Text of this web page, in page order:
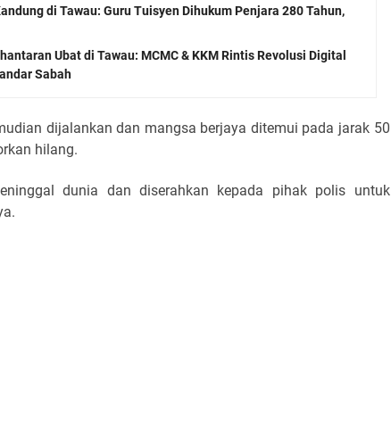
di Tawau: Guru Tuisyen Dihukum Penjara 280 Tahun,
Ubat di Tawau: MCMC & KKM Rintis Revolusi Digital
Sabah
dijalankan dan mangsa berjaya ditemui pada jarak 50
hilang.
dunia dan diserahkan kepada pihak polis untuk